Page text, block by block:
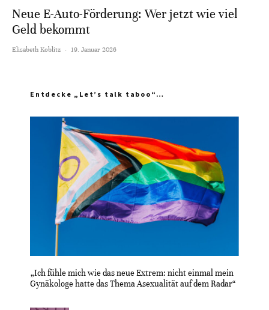
Neue E-Auto-Förderung: Wer jetzt wie viel
Geld bekommt
Elisabeth Koblitz · 19. Januar 2026
Entdecke „Let’s talk taboo“…
„Ich fühle mich wie das neue Extrem: nicht einmal mein
Gynäkologe hatte das Thema Asexualität auf dem Radar“